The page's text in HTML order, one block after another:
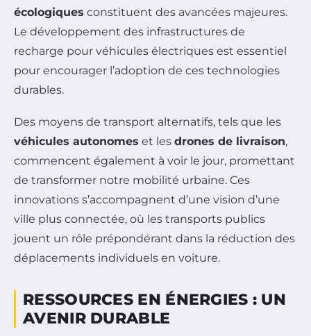
écologiques constituent des avancées majeures.
Le développement des infrastructures de
recharge pour véhicules électriques est essentiel
pour encourager l’adoption de ces technologies
durables.
Des moyens de transport alternatifs, tels que les
véhicules autonomes et les drones de livraison,
commencent également à voir le jour, promettant
de transformer notre mobilité urbaine. Ces
innovations s’accompagnent d’une vision d’une
ville plus connectée, où les transports publics
jouent un rôle prépondérant dans la réduction des
déplacements individuels en voiture.
RESSOURCES EN ÉNERGIES : UN
AVENIR DURABLE